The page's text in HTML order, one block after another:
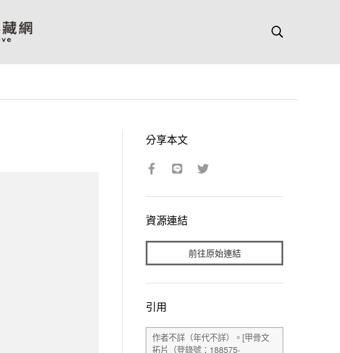
分享本文
資源連結
前往原始連結
引用